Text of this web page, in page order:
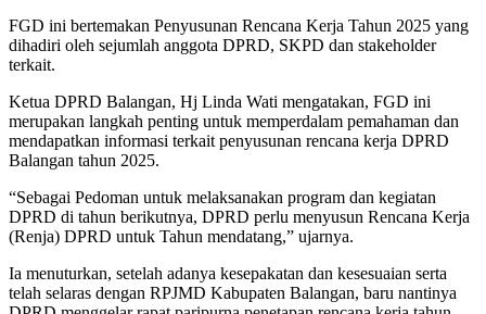
FGD ini bertemakan Penyusunan Rencana Kerja Tahun 2025 yang
dihadiri oleh sejumlah anggota DPRD, SKPD dan stakeholder
terkait.
Ketua DPRD Balangan, Hj Linda Wati mengatakan, FGD ini
merupakan langkah penting untuk memperdalam pemahaman dan
mendapatkan informasi terkait penyusunan rencana kerja DPRD
Balangan tahun 2025.
“Sebagai Pedoman untuk melaksanakan program dan kegiatan
DPRD di tahun berikutnya, DPRD perlu menyusun Rencana Kerja
(Renja) DPRD untuk Tahun mendatang,” ujarnya.
Ia menuturkan, setelah adanya kesepakatan dan kesesuaian serta
telah selaras dengan RPJMD Kabupaten Balangan, baru nantinya